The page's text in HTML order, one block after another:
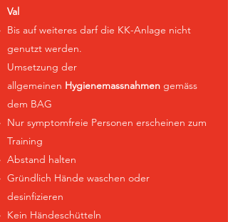
Val
Bis auf weiteres darf die KK-Anlage nicht
genutzt werden.
Umsetzung der
allgemeinen Hygienemassnahmen gemäss
dem BAG
Nur symptomfreie Personen erscheinen zum
Training
Abstand halten
Gründlich Hände waschen oder
desinfizieren
Kein Händeschütteln